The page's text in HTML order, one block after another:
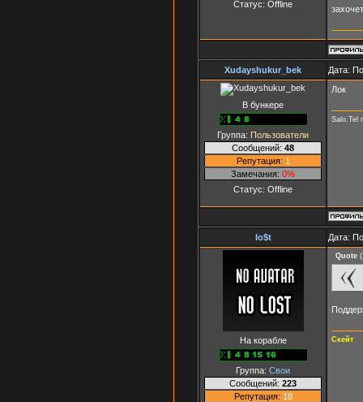
Статус: Offline
Xudayshukur_bek Дата:
В бункере
Группа: Пользователи
Сообщений: 48
Репутация: 1
Замечания: 0%
Статус: Offline
Лок
Salo.Tel
lo$t Дата:
На корабле
Группа: Свои
Сообщений: 223
Репутация: 18
Quote (
Скейт